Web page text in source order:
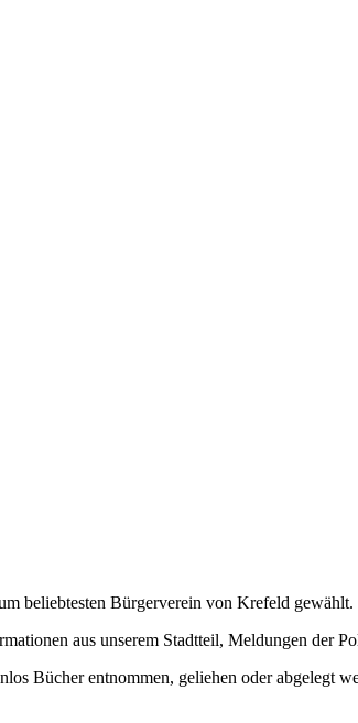
beliebtesten Bürgerverein von Krefeld gewählt.
aus unserem Stadtteil, Meldungen der
Bücher entnommen, geliehen oder abgelegt